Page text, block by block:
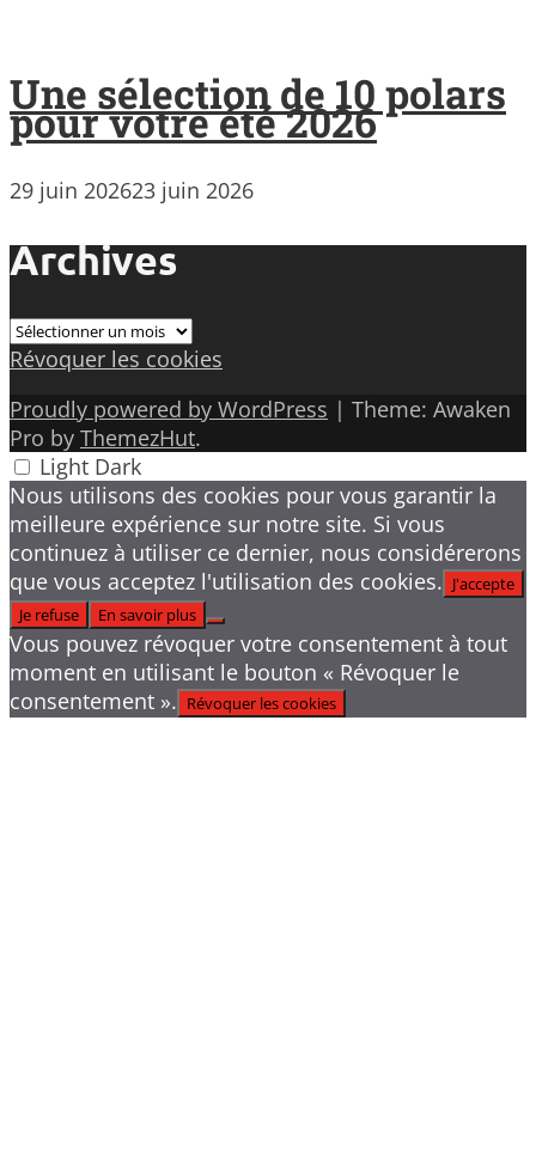
Une sélection de 10 polars
pour votre été 2026
29 juin 202623 juin 2026
Archives
Archives
Révoquer les cookies
Proudly powered by WordPress | Theme: Awaken
Pro by ThemezHut.
Light Dark
Nous utilisons des cookies pour vous garantir la
meilleure expérience sur notre site. Si vous
continuez à utiliser ce dernier, nous considérerons
que vous acceptez l'utilisation des cookies. J'accepte
Je refuse
En savoir plus
Vous pouvez révoquer votre consentement à tout
moment en utilisant le bouton « Révoquer le
consentement ». Révoquer les cookies